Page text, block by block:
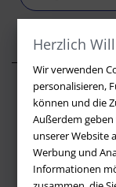
Herzlich
Wir verwenden
personalisieren,
können und die
Außerdem
unserer Website
Werbung und
Informationen
Über
Impressum
Widerruf